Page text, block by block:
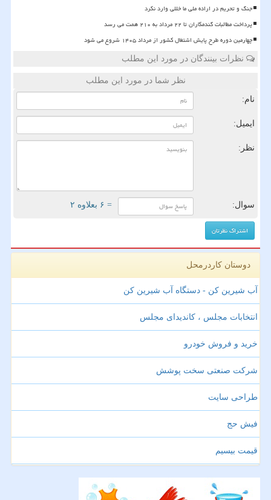
جنگ و تحریم در اراده ملی ما خللی وارد نکرد
پرداخت مطالبات گندمکاران تا ۲۲ مرداد به ۲۱۰ همت می رسد
چهارمین دوره طرح پایش اشتغال کشور از مرداد ۱۴۰۵ شروع می شود
نظرات بینندگان در مورد این مطلب
نظر شما در مورد این مطلب
نام:
ایمیل:
نظر:
سوال: = ۶ بعلاوه ۲
دوستان کاردرمحل
آب شیرین کن - دستگاه آب شیرین کن
انتخابات مجلس ، کاندیدای مجلس
خرید و فروش خودرو
شرکت صنعتی سخت پوشش
طراحی سایت
فیش حج
قیمت بیسیم